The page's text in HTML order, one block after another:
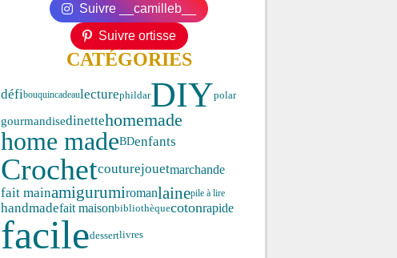
Suivre __camilleb__
Suivre ortisse
CATÉGORIES
défibouquincadeaulecturephildarDIYpolar
gourmandisedinettehomemade
home madeBDenfants
Crochetcouturejouetmarchande
fait mainamigurumiromanlainepile à lire
handmadefait maisonbibliothèquecotonrapide
faciledessertlivres